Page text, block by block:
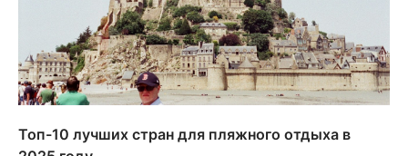
Топ-10 лучших стран для пляжного отдыха в